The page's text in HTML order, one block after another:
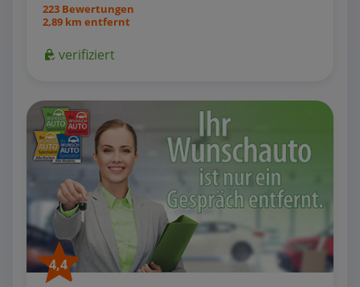
223 Bewertungen
2,89 km entfernt
verifiziert
4,4